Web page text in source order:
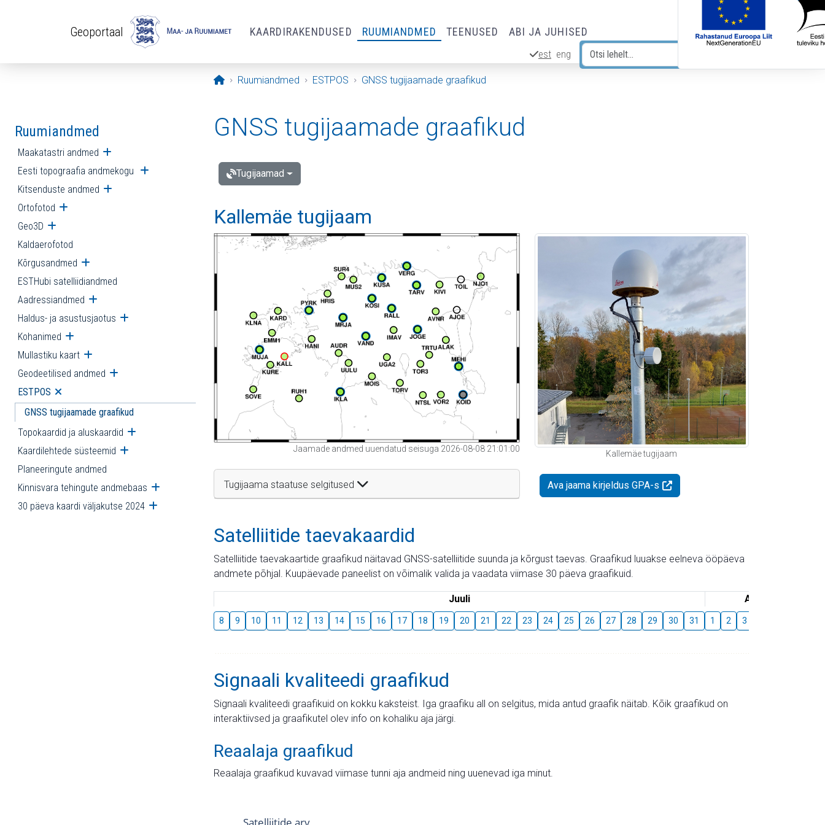
Geoportaal KAARDIRAKENDUSED RUUMIANDMED TEENUSED ABI JA JUHISED
est eng
Avaleht
Ruumiandmed ESTPOS GNSS tugijaamade graafikud
Ruumiandmed
Maakatastri andmed Ava alammenüü
Eesti topograafia andmekogu Ava alammenüü
Kitsenduste andmed Ava alammenüü
Ortofotod Ava alammenüü
Geo3D Ava alammenüü
Kaldaerofotod
Kõrgusandmed Ava alammenüü
ESTHubi satelliidiandmed
Aadressiandmed Ava alammenüü
Haldus- ja asustusjaotus Ava alammenüü
Kohanimed Ava alammenüü
Mullastiku kaart Ava alammenüü
Geodeetilised andmed Ava alammenüü
ESTPOS Ava alammenüü
GNSS tugijaamade graafikud
Topokaardid ja aluskaardid Ava alammenüü
Kaardilehtede süsteemid Ava alammenüü
Planeeringute andmed
Kinnisvara tehingute andmebaas Ava alammenüü
30 päeva kaardi väljakutse 2024 Ava alammenüü
GNSS tugijaamade graafikud
Tugijaamad
Kallemäe tugijaam
Jaamade andmed uuendatud seisuga 2026-08-08 21:01:00
Tugijaama staatuse selgitused
Kallemäe tugijaam
Ava jaama kirjeldus GPA-s
Satelliitide taevakaardid
Satelliitide taevakaartide graafikud näitavad GNSS-satelliitide suunda ja kõrgust taevas. Graafikud luuakse eelneva ööpäeva
andmete põhjal. Kuupäevade paneelist on võimalik valida ja vaadata viimase 30 päeva graafikuid.
Juuli August
8 9 10 11 12 13 14 15 16 17 18 19 20 21 22 23 24 25 26 27 28 29 30 31 1 2 3
Signaali kvaliteedi graafikud
Signaali kvaliteedi graafikuid on kokku kaksteist. Iga graafiku all on selgitus, mida antud graafik näitab. Kõik graafikud on
interaktiivsed ja graafikutel olev info on kohaliku aja järgi.
Reaalaja graafikud
Reaalaja graafikud kuvavad viimase tunni aja andmeid ning uuenevad iga minut.